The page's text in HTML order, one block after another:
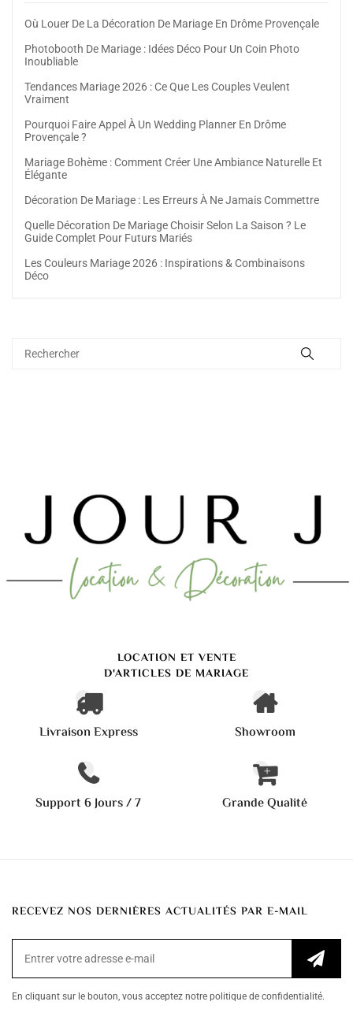
Où Louer De La Décoration De Mariage En Drôme Provençale
Photobooth De Mariage : Idées Déco Pour Un Coin Photo
Inoubliable
Tendances Mariage 2026 : Ce Que Les Couples Veulent
Vraiment
Pourquoi Faire Appel À Un Wedding Planner En Drôme
Provençale ?
Mariage Bohème : Comment Créer Une Ambiance Naturelle Et
Élégante
Décoration De Mariage : Les Erreurs À Ne Jamais Commettre
Quelle Décoration De Mariage Choisir Selon La Saison ? Le
Guide Complet Pour Futurs Mariés
Les Couleurs Mariage 2026 : Inspirations & Combinaisons
Déco
LOCATION ET VENTE
D'ARTICLES DE MARIAGE
Livraison Express Showroom
Support 6 Jours / 7 Grande Qualité
RECEVEZ NOS DERNIÈRES ACTUALITÉS PAR E-MAIL
En cliquant sur le bouton, vous acceptez notre politique de confidentialité.